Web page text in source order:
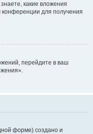
какие вложения
для получения
перейдите в ваш
форме) создано и